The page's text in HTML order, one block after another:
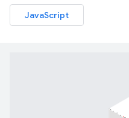
JavaScript